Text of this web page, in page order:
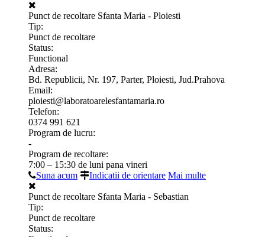
Punct de recoltare Sfanta Maria - Ploiesti
Tip:
Punct de recoltare
Status:
Functional
Adresa:
Bd. Republicii, Nr. 197, Parter, Ploiesti, Jud.Prahova
Email:
ploiesti@laboratoarelesfantamaria.ro
Telefon:
0374 991 621
Program de lucru:
-
Program de recoltare:
7:00 – 15:30 de luni pana vineri
Suna acum
Indicatii de orientare Mai multe
Punct de recoltare Sfanta Maria - Sebastian
Tip:
Punct de recoltare
Status: